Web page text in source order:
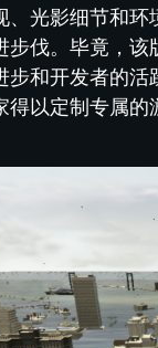
、光影细节和
步伐。毕竟，
步和开发者的
得以定制专属